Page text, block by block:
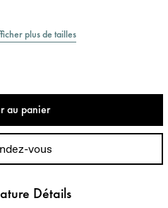
plus de tailles
au panier
vous
Détails